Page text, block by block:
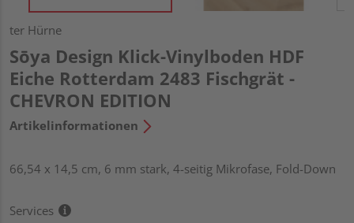
ter Hürne
Sōya Design Klick-Vinylboden HDF
Eiche Rotterdam 2483 Fischgrät -
CHEVRON EDITION
Artikelinformationen
66,54 x 14,5 cm, 6 mm stark, 4-seitig Mikrofase, Fold-Down
Services